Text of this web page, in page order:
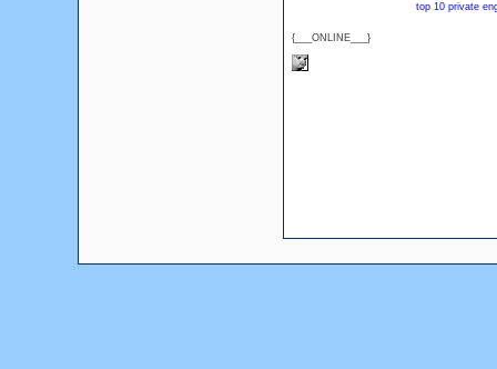
{___ONLINE___}
top 10 private